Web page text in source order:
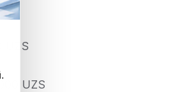
UZS
UZS